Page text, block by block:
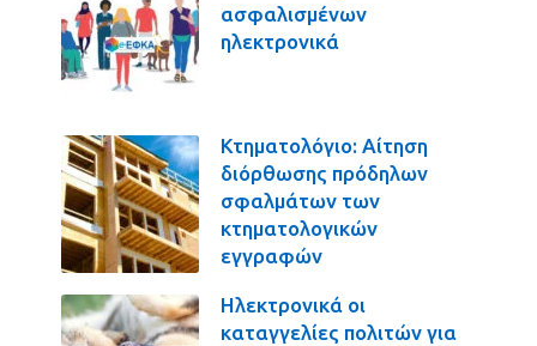
ασφαλισμένων
ηλεκτρονικά
Κτηματολόγιο: Αίτηση
διόρθωσης πρόδηλων
σφαλμάτων των
κτηματολογικών
εγγραφών
Ηλεκτρονικά οι
καταγγελίες πολιτών για